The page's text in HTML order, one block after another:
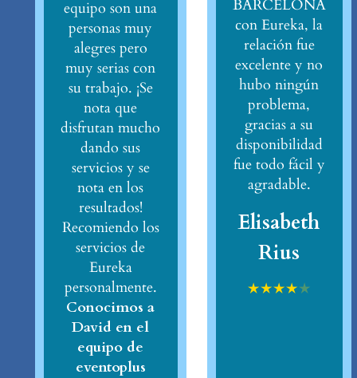
equipo son una
personas muy
alegres pero
muy serias con
su trabajo. ¡Se
nota que
disfrutan mucho
dando sus
servicios y se
nota en los
resultados!
Recomiendo los
servicios de
Eureka
personalmente.
Conocimos a
David en el
equipo de
eventoplus
BARCELONA
con Eureka, la
relación fue
excelente y no
hubo ningún
problema,
gracias a su
disponibilidad
fue todo fácil y
agradable.
Elisabeth
Rius
★★★★★